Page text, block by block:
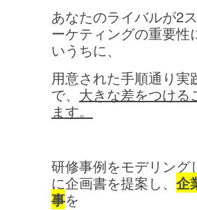
あなたのライバルが2
ーケティングの重要性
いうちに、
用意された手順通り実
で、 大きな差をつける
ます。
研修事例をモデリング
に企画書を提案し、 企
事を